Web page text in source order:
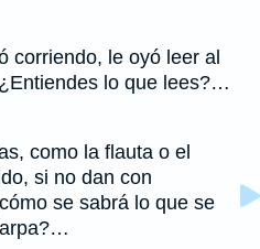
corriendo, le oyó leer al
lo que lees?…
como la flauta o el
si no dan con
se sabrá lo que se